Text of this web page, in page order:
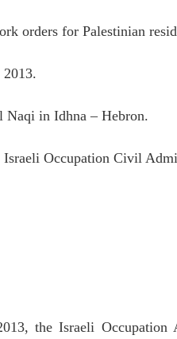
orders for Palestinian
2013.
Naqi in Idhna – Hebron.
Israeli Occupation Civil
the Israeli